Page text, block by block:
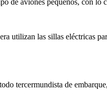
utilizan las sillas eléctricas
tercermundista de